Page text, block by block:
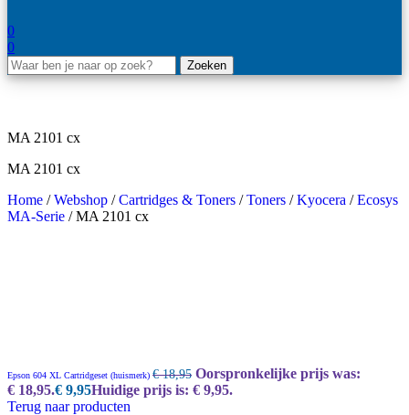
0
0
Zoeken
MA 2101 cx
MA 2101 cx
Home / Webshop / Cartridges & Toners / Toners / Kyocera / Ecosys
MA-Serie / MA 2101 cx
Epson 604 XL Cartridgeset (huismerk) €18,95 Oorspronkelijke prijs was:
€ 18,95.€ 9,95Huidige prijs is: € 9,95.
Terug naar producten